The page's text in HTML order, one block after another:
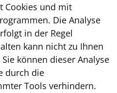
Cookies und mit
Die Analyse
in der Regel
kann nicht zu Ihnen
können dieser Analyse
durch die
Tools verhindern.